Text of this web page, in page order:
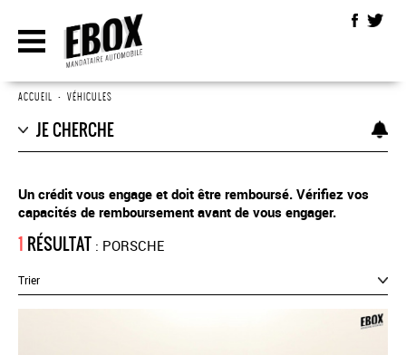
ACCUEIL • VÉHICULES
JE CHERCHE
Un crédit vous engage et doit être remboursé. Vérifiez vos
capacités de remboursement avant de vous engager.
1 RÉSULTAT : PORSCHE
Trier